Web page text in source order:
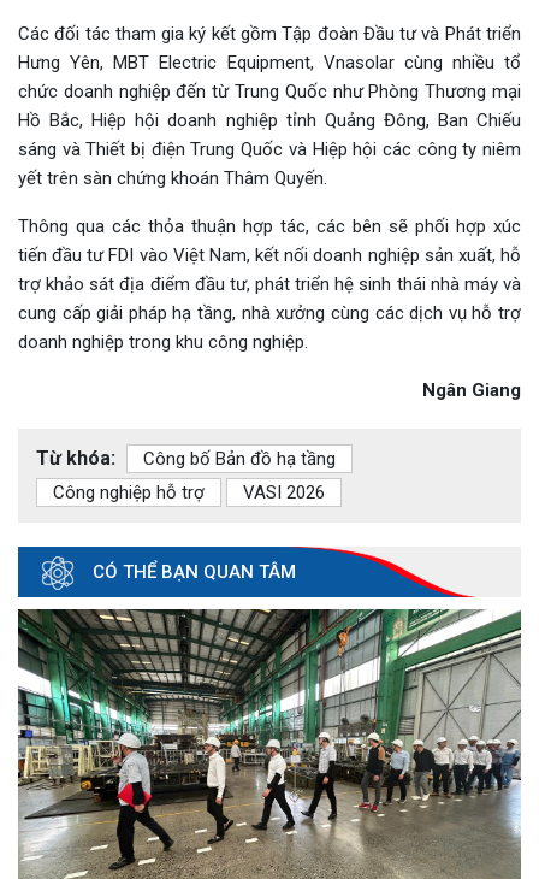
Các đối tác tham gia ký kết gồm Tập đoàn Đầu tư và Phát triển
Hưng Yên, MBT Electric Equipment, Vnasolar cùng nhiều tổ
chức doanh nghiệp đến từ Trung Quốc như Phòng Thương mại
Hồ Bắc, Hiệp hội doanh nghiệp tỉnh Quảng Đông, Ban Chiếu
sáng và Thiết bị điện Trung Quốc và Hiệp hội các công ty niêm
yết trên sàn chứng khoán Thâm Quyến.
Thông qua các thỏa thuận hợp tác, các bên sẽ phối hợp xúc
tiến đầu tư FDI vào Việt Nam, kết nối doanh nghiệp sản xuất, hỗ
trợ khảo sát địa điểm đầu tư, phát triển hệ sinh thái nhà máy và
cung cấp giải pháp hạ tầng, nhà xưởng cùng các dịch vụ hỗ trợ
doanh nghiệp trong khu công nghiệp.
Ngân Giang
Từ khóa:
Công bố Bản đồ hạ tầng
Công nghiệp hỗ trợ
VASI 2026
CÓ THỂ BẠN QUAN TÂM